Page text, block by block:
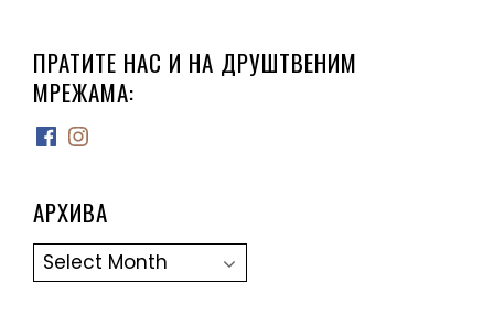
ПРАТИТЕ НАС И НА ДРУШТВЕНИМ
МРЕЖАМА:
Facebook
Instagram
АРХИВА
Архива